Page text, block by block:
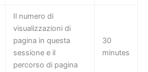
Il numero di
visualizzazioni di
pagina in questa
sessione e il
percorso di pagina
30
minutes